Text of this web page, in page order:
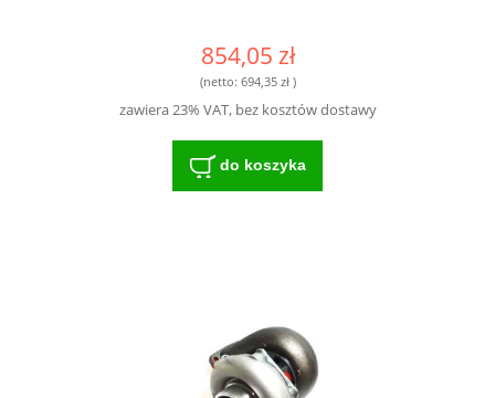
854,05 zł
(netto: 694,35 zł)
zawiera 23% VAT, bez kosztów dostawy
do koszyka